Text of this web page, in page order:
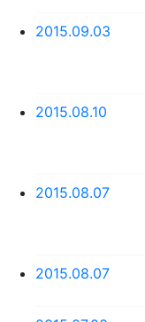
2015.09.03
2015.08.10
2015.08.07
2015.08.07